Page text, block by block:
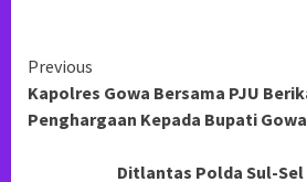
Continue
Reading
Previous
Kapolres Gowa Bersama PJU
Penghargaan Kepada Bupati Gowa
Ditlantas Polda Sul-